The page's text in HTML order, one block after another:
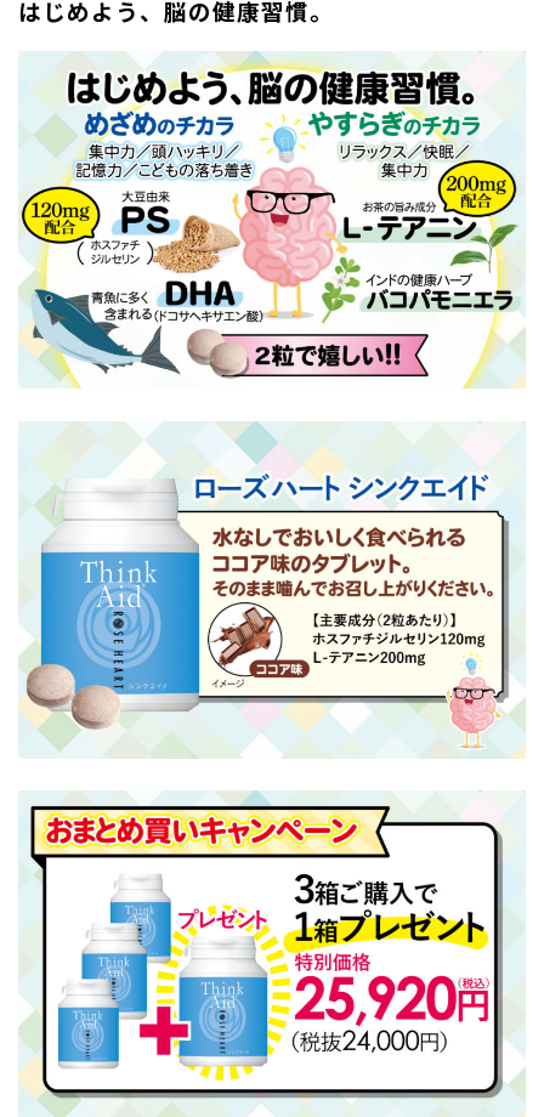
はじめよう、脳の健康習慣。